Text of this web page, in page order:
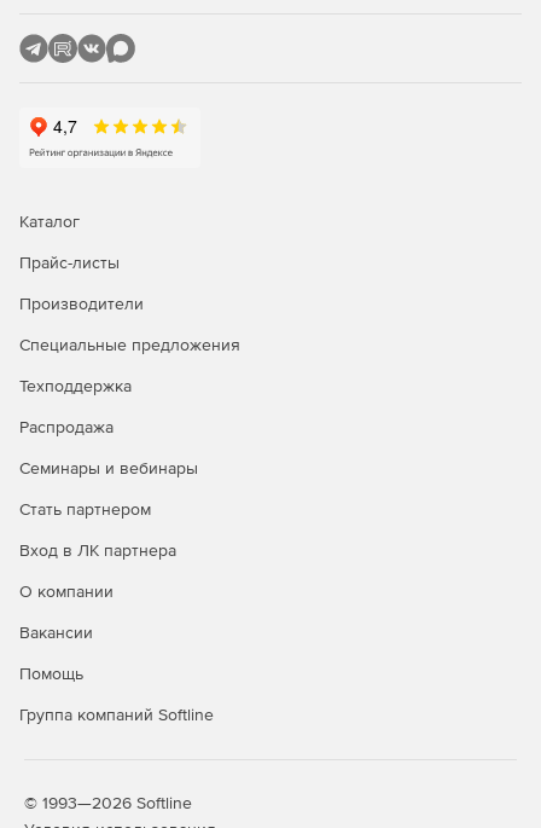
диски USB/Firewire/SATA, NAS-сервер, iOmega REV
Drive, RDX Drive, другие ПК в сети. Предусмотрены
Планирование автоматического копирования –
работа в фоновом режиме (в качестве службы).
отчетов по электронной почте на один и более адрес.
Версии Uranium Backup:
(аварийное восстановление: Vista, 7, 2008/R2),
режиме службы, проводить синхронизацию с
удалением файлов и выполнять автоматическое
плюс дает возможность выполнять резервное
копирование на ленточный накопитель.
Pro Burn
копирование посредством записи на CD/DVD/HD-DVD
Pro SQL – обладает всеми функциями версии Base,
плюс дает возможность выполнять резервное
Каталог
Прайс-листы
Производители
Специальные предложения
Техподдержка
Распродажа
Семинары и вебинары
Стать партнером
Вход в ЛК партнера
О компании
Вакансии
Помощь
Группа компаний Softline
© 1993—2026 Softline